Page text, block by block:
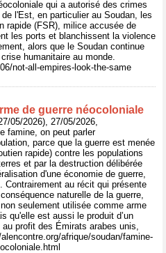
qui a autorisé des crimes
l'Est, en particulier au Soudan, les
rapide (FSR), milice accusée de
les ports et blanchissent la violence
alors que le Soudan continue
humanitaire au monde.
not-all-empires-look-the-same
de guerre néocoloniale
05/2026), 27/05/2026,
famine, on peut parler
parce que la guerre est menée
rapide) contre les populations
et par la destruction délibérée
d'une économie de guerre,
au récit qui présente
naturelle de la guerre,
seulement utilisée comme arme
qu'elle est aussi le produit d’un
profit des Émirats arabes unis,
afrique/soudan/famine-